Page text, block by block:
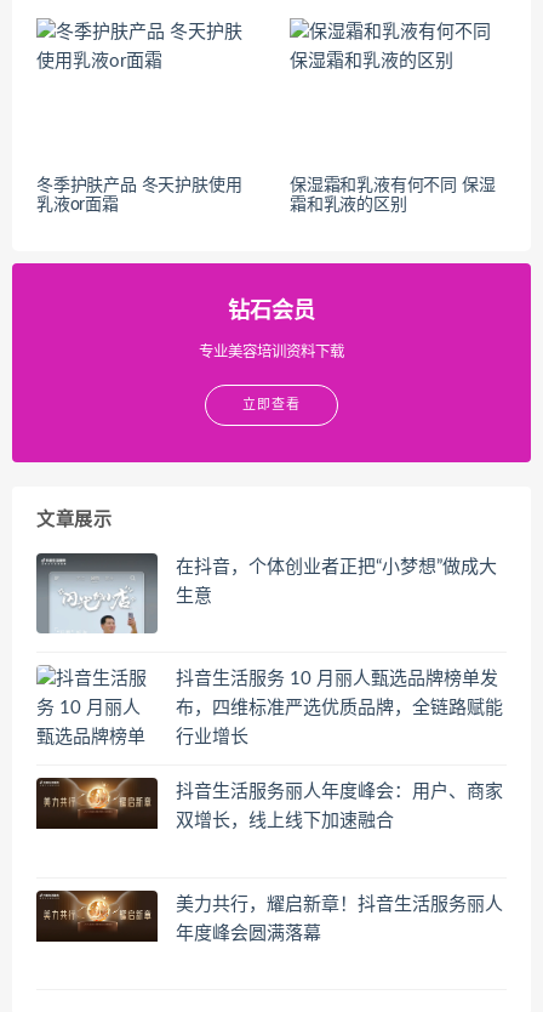
冬季护肤产品 冬天护肤使用
乳液or面霜
保湿霜和乳液有何不同 保湿
霜和乳液的区别
钻石会员
专业美容培训资料下载
立即查看
文章展示
在抖音，个体创业者正把“小梦想”做成大
生意
抖音生活服务 10 月丽人甄选品牌榜单发
布，四维标准严选优质品牌，全链路赋能
行业增长
抖音生活服务丽人年度峰会：用户、商家
双增长，线上线下加速融合
美力共行，耀启新章！抖音生活服务丽人
年度峰会圆满落幕